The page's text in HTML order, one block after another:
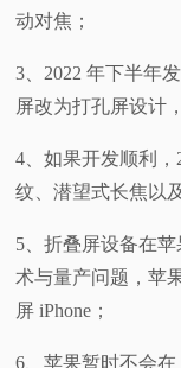
动对焦；
3、2022 年下半年
屏改为打孔屏设计
4、如果开发顺利，
纹、潜望式长焦以
5、折叠屏设备在
术与量产问题，苹
屏 iPhone；
6、苹果暂时不会在